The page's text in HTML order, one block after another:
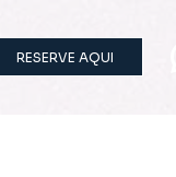
RESERVE AQUI